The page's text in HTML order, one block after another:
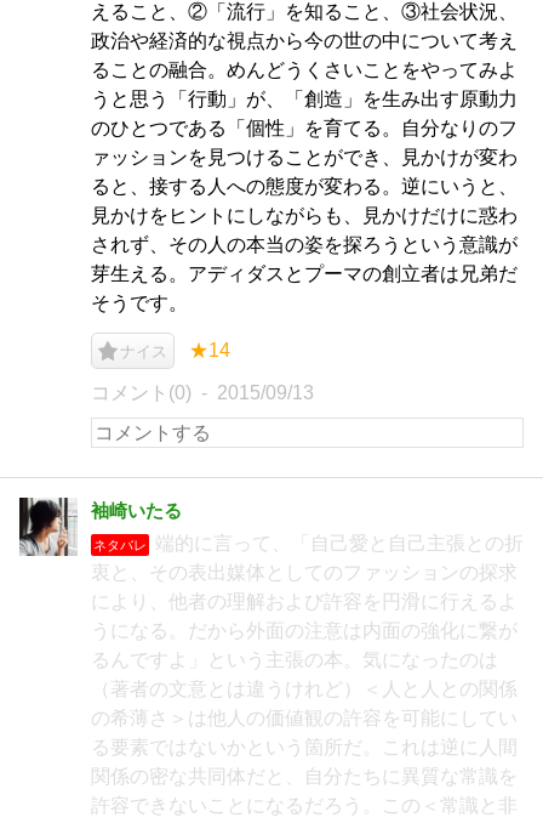
えること、②「流行」を知ること、③社会状況、
政治や経済的な視点から今の世の中について考え
ることの融合。めんどうくさいことをやってみよ
うと思う「行動」が、「創造」を生み出す原動力
のひとつである「個性」を育てる。自分なりのフ
ァッションを見つけることができ、見かけが変わ
ると、接する人への態度が変わる。逆にいうと、
見かけをヒントにしながらも、見かけだけに惑わ
されず、その人の本当の姿を探ろうという意識が
芽生える。アディダスとプーマの創立者は兄弟だ
そうです。
ナイス ★14
コメント(0) 2015/09/13
袖崎いたる
ネタバレ
端的に言って、「自己愛と自己主張との折
衷と、その表出媒体としてのファッションの探求
により、他者の理解および許容を円滑に行えるよ
うになる。だから外面の注意は内面の強化に繋が
るんですよ」という主張の本。気になったのは
（著者の文意とは違うけれど）＜人と人との関係
の希薄さ＞は他人の価値観の許容を可能にしてい
る要素ではないかという箇所だ。これは逆に人間
関係の密な共同体だと、自分たちに異質な常識を
許容できないことになるだろう。この＜常識と非